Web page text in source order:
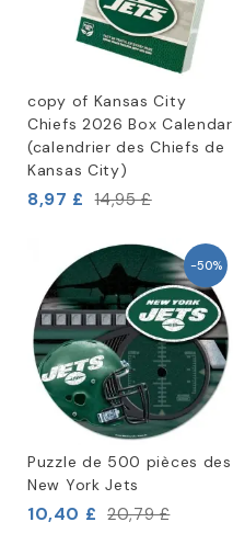
copy of Kansas City
Chiefs 2026 Box Calendar
(calendrier des Chiefs de
Kansas City)
8,97 £ 14,95 £
-50%
Puzzle de 500 pièces des
New York Jets
10,40 £ 20,79 £